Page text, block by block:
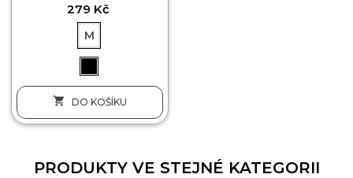
279 Kč
M
 DO KOŠÍKU
PRODUKTY VE STEJNÉ KATEGORII